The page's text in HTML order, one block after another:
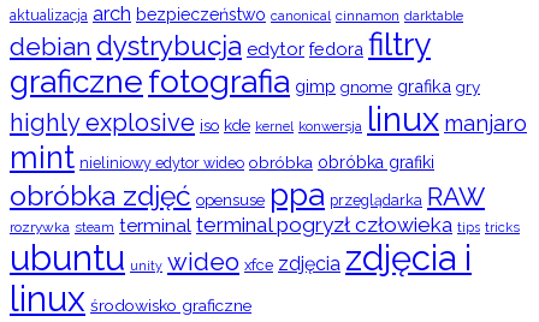
aktualizacja arch bezpieczeństwo canonical cinnamon darktable
debian dystrybucja edytor fedora filtry
graficznefotografia gimp gnome grafika gry
highly explosive iso kde kernel konwersja linux manjaro
mint nieliniowy edytor wideo obróbka obróbka grafiki
obróbka zdjęć opensuse ppa przeglądarka RAW
rozrywka steam terminal terminal pogryzł człowieka tips tricks
ubuntu unity wideo xfce zdjęcia zdjęcia i
linux środowisko graficzne